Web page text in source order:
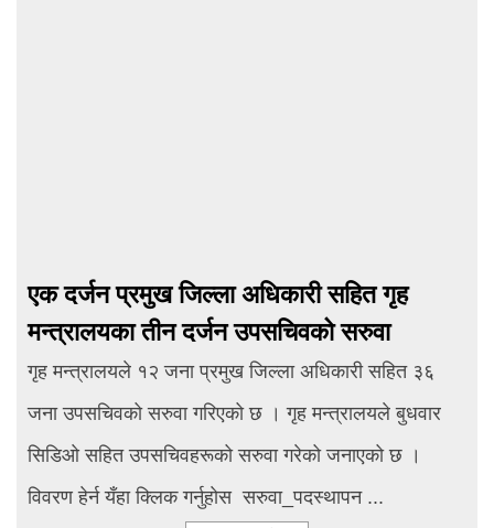
एक दर्जन प्रमुख जिल्ला अधिकारी सहित गृह
मन्त्रालयका तीन दर्जन उपसचिवको सरुवा
गृह मन्त्रालयले १२ जना प्रमुख जिल्ला अधिकारी सहित ३६
जना उपसचिवको सरुवा गरिएको छ । गृह मन्त्रालयले बुधवार
सिडिओ सहित उपसचिवहरूको सरुवा गरेको जनाएको छ ।
विवरण हेर्न यँहा क्लिक गर्नुहाेस सरुवा_पदस्थापन ...